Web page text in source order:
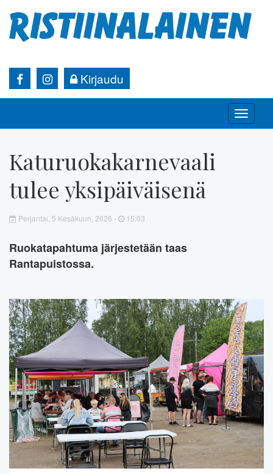
Kirjaudu
Toggle
Katuruokakarnevaali
tulee yksipäiväisenä
Perjantai, 5 Kesäkuun, 2026 - 15:03
Ruokatapahtuma järjestetään taas
Rantapuistossa.